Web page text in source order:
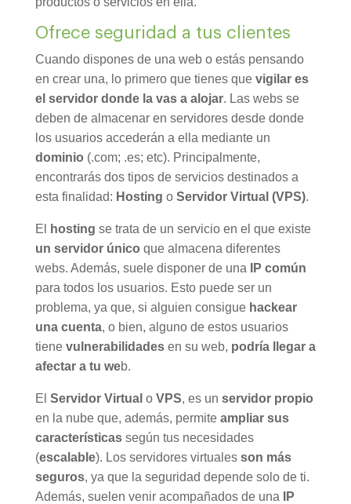
Ofrece seguridad a tus clientes
Cuando dispones de una web o estás pensando
en crear una, lo primero que tienes que vigilar es
el servidor donde la vas a alojar. Las webs se
deben de almacenar en servidores desde donde
los usuarios accederán a ella mediante un
dominio (.com; .es; etc). Principalmente,
encontrarás dos tipos de servicios destinados a
esta finalidad: Hosting o Servidor Virtual (VPS).
El hosting se trata de un servicio en el que existe
un servidor único que almacena diferentes
webs. Además, suele disponer de una
IP común
para todos los usuarios. Esto puede ser un
problema, ya que, si alguien consiguehackear
una cuenta, o bien, alguno de estos usuarios
tienevulnerabilidadesen su web, podría llegar a
afectar a tu web.
El Servidor Virtual o VPS, es un servidor propio
en la nube que, además, permite ampliar sus
característicassegún tus necesidades
(escalable). Los servidores virtuales son más
seguros, ya que la seguridad depende solo de ti.
Además, suelen venir acompañados de una IP